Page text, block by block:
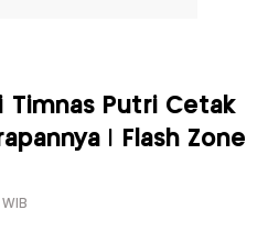
Timnas Putri Cetak
| Flash Zone